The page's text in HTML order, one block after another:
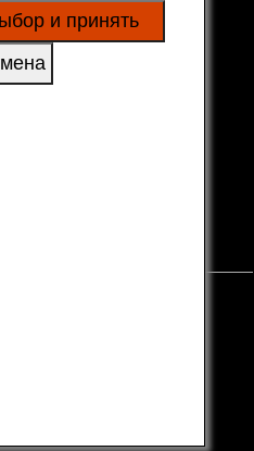
город и язык)
личным интересам, в
почты,
и принять